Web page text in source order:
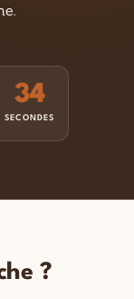
33
SECONDES
?